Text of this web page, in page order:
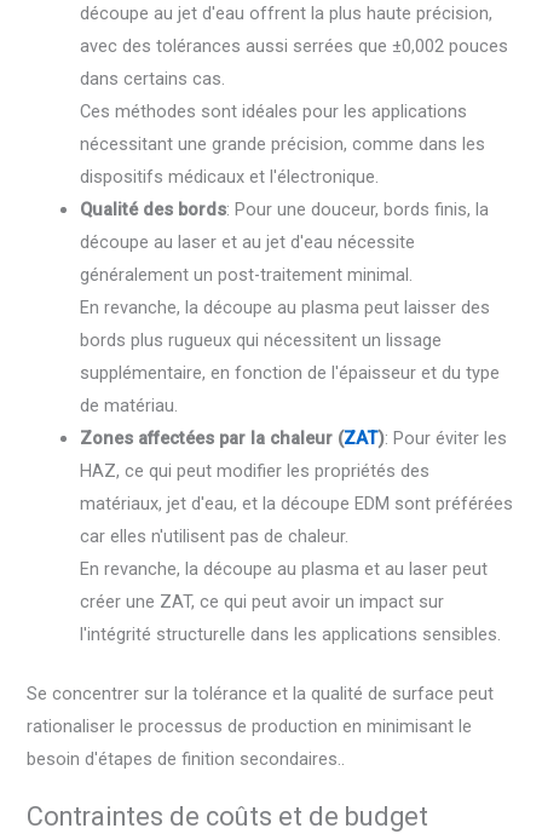
découpe au jet d'eau offrent la plus haute précision,
avec des tolérances aussi serrées que ±0,002 pouces
dans certains cas.
Ces méthodes sont idéales pour les applications
nécessitant une grande précision, comme dans les
dispositifs médicaux et l'électronique.
Qualité des bords: Pour une douceur, bords finis, la
découpe au laser et au jet d'eau nécessite
généralement un post-traitement minimal.
En revanche, la découpe au plasma peut laisser des
bords plus rugueux qui nécessitent un lissage
supplémentaire, en fonction de l'épaisseur et du type
de matériau.
Zones affectées par la chaleur (ZAT): Pour éviter les
HAZ, ce qui peut modifier les propriétés des
matériaux, jet d'eau, et la découpe EDM sont préférées
car elles n'utilisent pas de chaleur.
En revanche, la découpe au plasma et au laser peut
créer une ZAT, ce qui peut avoir un impact sur
l'intégrité structurelle dans les applications sensibles.
Se concentrer sur la tolérance et la qualité de surface peut
rationaliser le processus de production en minimisant le
besoin d'étapes de finition secondaires..
Contraintes de coûts et de budget